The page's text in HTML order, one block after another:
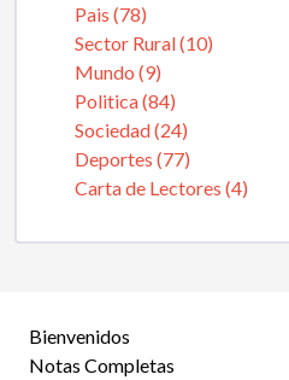
Pais (78)
Sector Rural (10)
Mundo (9)
Politica (84)
Sociedad (24)
Deportes (77)
Carta de Lectores (4)
Bienvenidos
Notas Completas